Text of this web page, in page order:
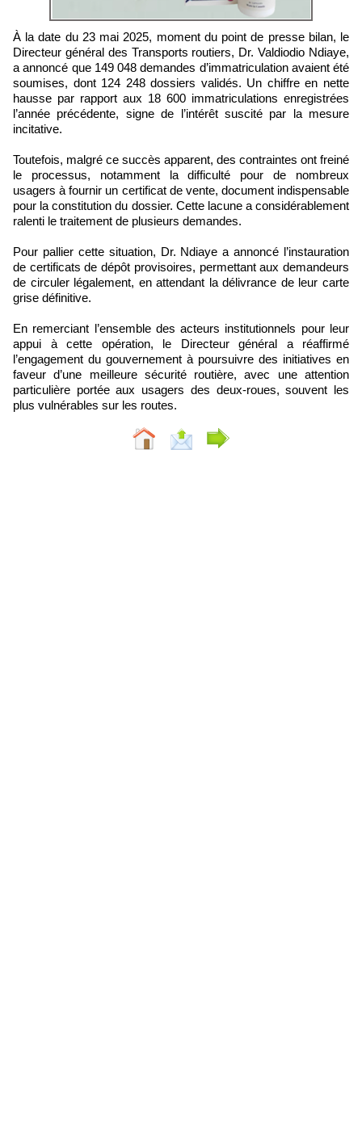
À la date du 23 mai 2025, moment du point de presse bilan, le
Directeur général des Transports routiers, Dr. Valdiodio Ndiaye,
a annoncé que 149 048 demandes d’immatriculation avaient été
soumises, dont 124 248 dossiers validés. Un chiffre en nette
hausse par rapport aux 18 600 immatriculations enregistrées
l’année précédente, signe de l’intérêt suscité par la mesure
incitative.
Toutefois, malgré ce succès apparent, des contraintes ont freiné
le processus, notamment la difficulté pour de nombreux
usagers à fournir un certificat de vente, document indispensable
pour la constitution du dossier. Cette lacune a considérablement
ralenti le traitement de plusieurs demandes.
Pour pallier cette situation, Dr. Ndiaye a annoncé l’instauration
de certificats de dépôt provisoires, permettant aux demandeurs
de circuler légalement, en attendant la délivrance de leur carte
grise définitive.
En remerciant l’ensemble des acteurs institutionnels pour leur
appui à cette opération, le Directeur général a réaffirmé
l’engagement du gouvernement à poursuivre des initiatives en
faveur d’une meilleure sécurité routière, avec une attention
particulière portée aux usagers des deux-roues, souvent les
plus vulnérables sur les routes.